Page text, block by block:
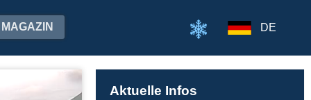
MAGAZIN DE
Aktuelle Infos